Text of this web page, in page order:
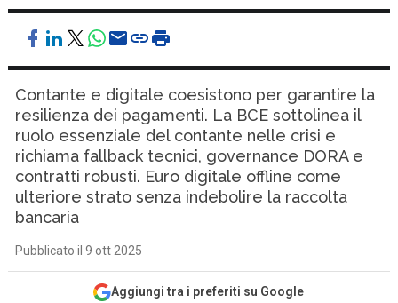
Contante e digitale coesistono per garantire la
resilienza dei pagamenti. La BCE sottolinea il
ruolo essenziale del contante nelle crisi e
richiama fallback tecnici, governance DORA e
contratti robusti. Euro digitale offline come
ulteriore strato senza indebolire la raccolta
bancaria
Pubblicato il 9 ott 2025
Aggiungi tra i preferiti su Google